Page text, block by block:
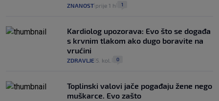
ZNANOST prije 1 h 1
Kardiolog upozorava: Evo što se događa
s krvnim tlakom ako dugo boravite na
vrućini
ZDRAVLJE 5. kol. 0
Toplinski valovi jače pogađaju žene nego
muškarce. Evo zašto